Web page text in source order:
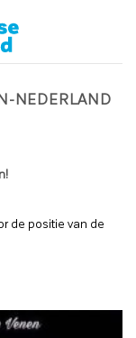
NEDERLAND
de positie van de